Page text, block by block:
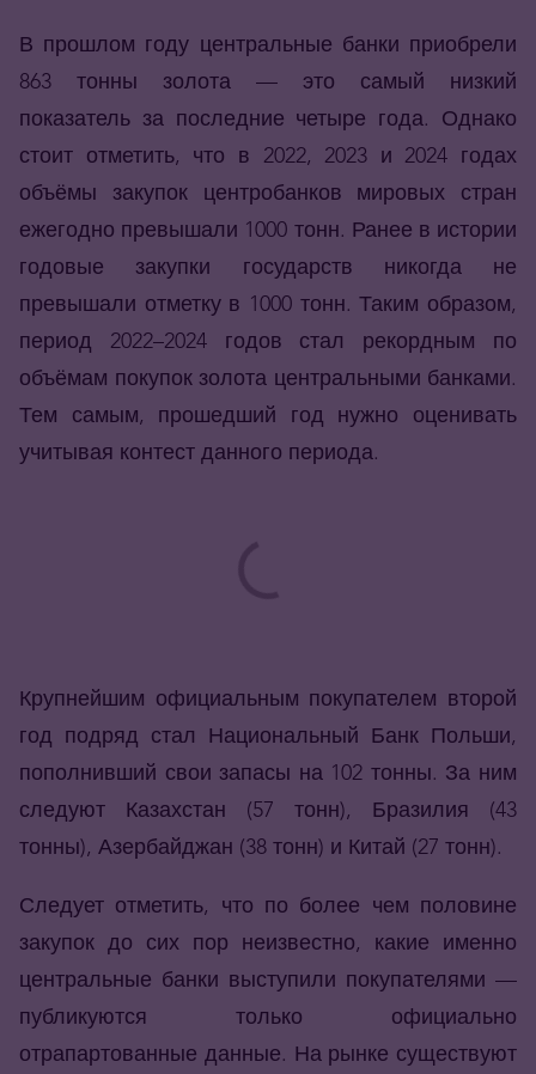
В прошлом году центральные банки приобрели
863 тонны золота — это самый низкий
показатель за последние четыре года. Однако
стоит отметить, что в 2022, 2023 и 2024 годах
объёмы закупок центробанков мировых стран
ежегодно превышали 1000 тонн. Ранее в истории
годовые закупки государств никогда не
превышали отметку в 1000 тонн. Таким образом,
период 2022–2024 годов стал рекордным по
объёмам покупок золота центральными банками.
Тем самым,
прошедший год нужно оценивать
учитывая контест данного периода.
Крупнейшим официальным покупателем второй
год подряд стал Национальный Банк Польши,
пополнивший свои запасы на 102 тонны. За ним
следуют Казахстан (57 тонн), Бразилия (43
тонны), Азербайджан (38 тонн) и Китай (27 тонн).
Следует отметить, что по более чем половине
закупок до сих пор неизвестно, какие именно
центральные банки выступили покупателями —
публикуются только официально
отрапартованные данные. На рынке существуют